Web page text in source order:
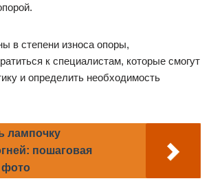
в степени износа опоры,
к специалистам, которые смогут
и определить необходимость
лампочку
пошаговая
фото